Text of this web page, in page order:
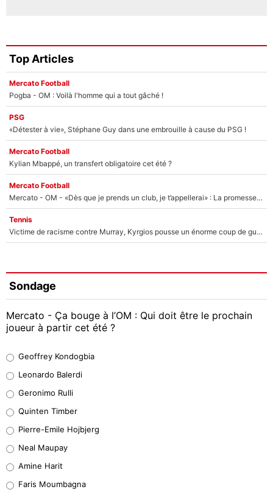
Top Articles
Mercato Football
Pogba - OM : Voilà l'homme qui a tout gâché !
PSG
«Détester à vie», Stéphane Guy dans une embrouille à cause du PSG !
Mercato Football
Kylian Mbappé, un transfert obligatoire cet été ?
Mercato Football
Mercato - OM - «Dès que je prends un club, je t’appellerai» : La promesse de Marcelino au moment de claquer la porte
Tennis
Victime de racisme contre Murray, Kyrgios pousse un énorme coup de gueule !
Sondage
Mercato - Ça bouge à l’OM : Qui doit être le prochain
joueur à partir cet été ?
38%
32%
5%
1%
Geoffrey Kondogbia
Leonardo Balerdi
Geronimo Rulli
Quinten Timber
Pierre-Emile Hojbjerg
Neal Maupay
Amine Harit
Faris Moumbagna